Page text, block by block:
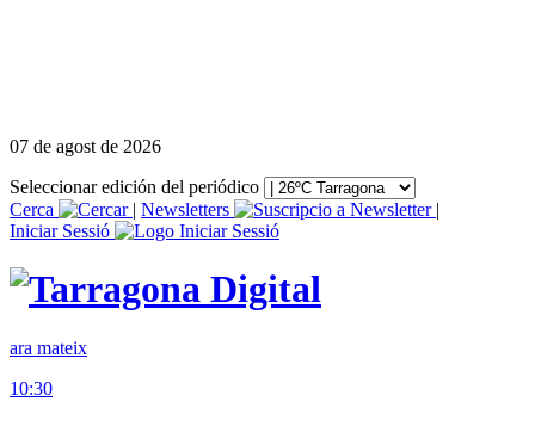
07 de agost de 2026
Seleccionar edición del periódico
Cerca
| Newsletters
|
Iniciar Sessió
ara mateix
10:30